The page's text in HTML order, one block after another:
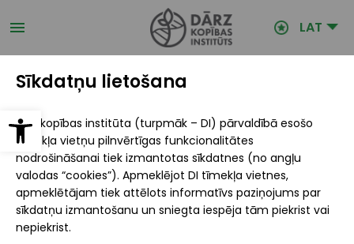
Open toolbar
uz
galveno LAT
Sīkdatņu lietošana
Dārzkopības institūta (turpmāk – DI) pārvaldībā esošo
tīmekļa vietņu pilnvērtīgas funkcionalitātes
nodrošināšanai tiek izmantotas sīkdatnes (no angļu
valodas “cookies”). Apmeklējot DI tīmekļa vietnes,
apmeklētājam tiek attēlots informatīvs paziņojums par
sīkdatņu izmantošanu un sniegta iespēja tām piekrist vai
nepiekrist.